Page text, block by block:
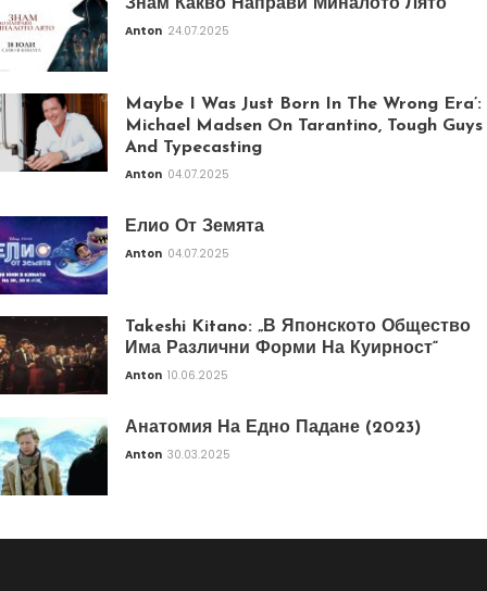
Знам Какво Направи Миналото Лято
Anton 24.07.2025
Maybe I Was Just Born In The Wrong Era’:
Michael Madsen On Tarantino, Tough Guys
And Typecasting
Anton 04.07.2025
Елио От Земята
Anton 04.07.2025
Takeshi Kitano: „В Японското Общество
Има Различни Форми На Куирност“
Anton 10.06.2025
Анатомия На Едно Падане (2023)
Anton 30.03.2025